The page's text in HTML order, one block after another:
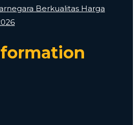
Berkualitas Harga